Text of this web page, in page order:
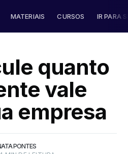
MATERIAIS CURSOS IR PARA
quanto
vale
empresa
PONTES